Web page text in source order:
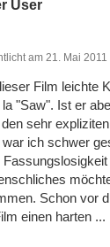
User
am 21. Mai 2011
Film leichte
"Saw". Ist er
sehr
ich schwer
Schon vor
einen harten ...